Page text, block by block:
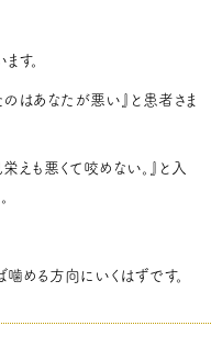
す。
はあなたが悪い』と患者さま
えも悪くて咬めない。』と入
める方向にいくはずです。